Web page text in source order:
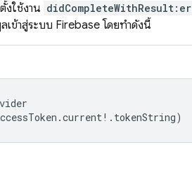
งใช้งาน
เข้าสู่ระบบ Firebase โดยทำดังนี้
.current!. tokenString)